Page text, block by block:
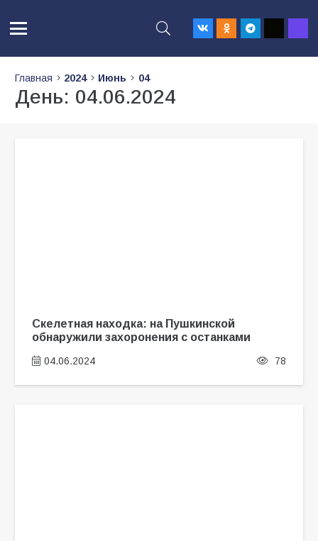
Главная 2024 Июнь 04
День: 04.06.2024
Скелетная находка: на Пушкинской
обнаружили захоронения с останками
04.06.2024 78